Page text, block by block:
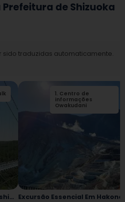
de Shizuoka
traduzidas automaticamente.
2 Parque Municipal
de Mishima
Rakujuen
Viagem Diurna A Atami Mishima
1. Centro de
informações
Owakudani
Excursão Essencial Em Hakone